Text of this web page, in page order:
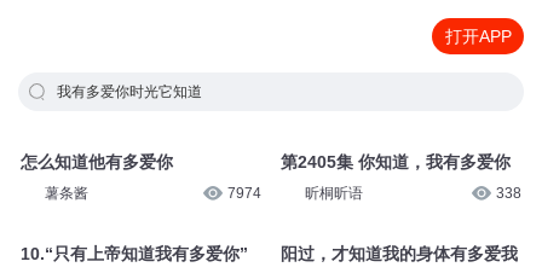
打开APP
我有多爱你时光它知道
怎么知道他有多爱你
薯条酱 7974
10.“只有上帝知道我有多爱你”
第2405集 你知道，我有多爱你
昕桐昕语 338
阳过，才知道我的身体有多爱我